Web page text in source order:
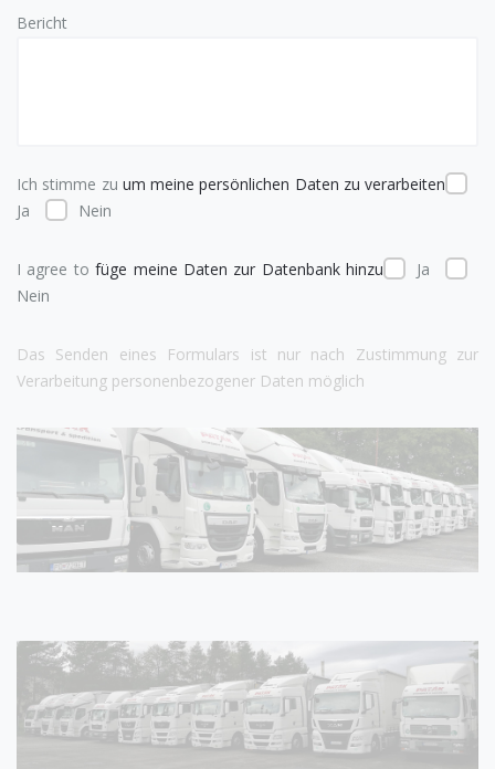
Bericht
Ich stimme zu um meine persönlichen Daten zu verarbeiten
Ja
Nein
I agree tofüge meine Daten zur Datenbank hinzu
Ja
Nein
Das Senden eines Formulars ist nur nach Zustimmung zur
Verarbeitung personenbezogener Daten möglich